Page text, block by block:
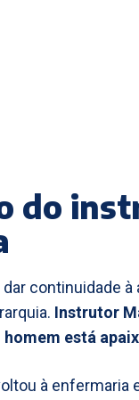
do
continuidade
Instrutor
homem está
à